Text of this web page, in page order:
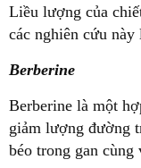
Liều lượng của
các nghiên cứu
Berberine
Berberine là một
giảm lượng đường
béo trong gan